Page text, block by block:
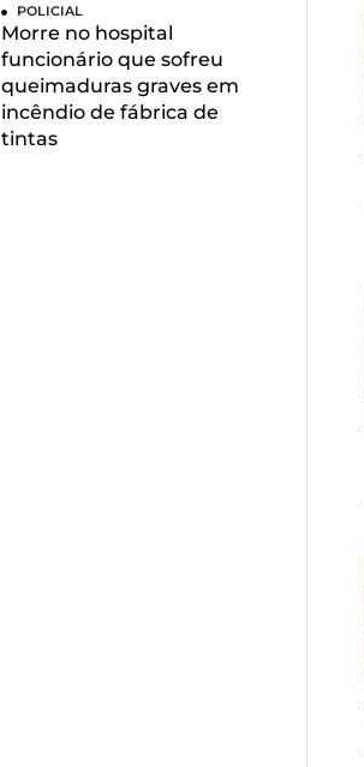
POLICIAL
Morre no hospital
funcionário que sofreu
queimaduras graves em
incêndio de fábrica de
tintas